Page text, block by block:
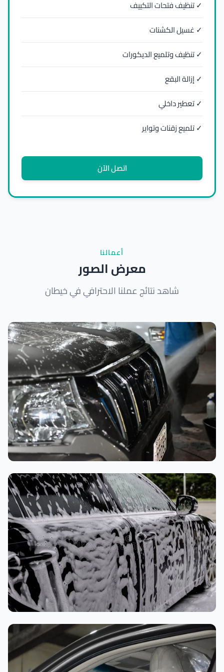
✓ تنظيف فتحات التكييف
✓ غسيل الكشنات
✓ تنظيف وتلميع الديكورات
✓ إزالة البقع
✓ تعطير داخلي
✓ تلميع زقنات وتواير
اتصل الآن
أعمالنا
معرض الصور
شاهد نتائج عملنا الاحترافي في خيطان
تنظيف داخلي
غسيل رغوي